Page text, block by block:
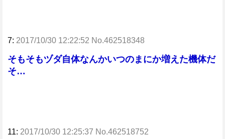
7: 2017/10/30 12:22:52 No.462518348
そもそもヅダ自体なんかいつのまにか増えた機体だ
そ…
11: 2017/10/30 12:25:37 No.462518752